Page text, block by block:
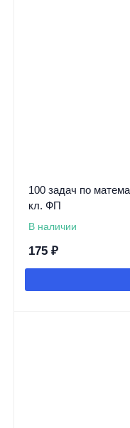
100 задач по
кл. ФП
В наличии
175 ₽